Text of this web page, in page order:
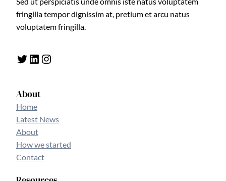
fringilla tempor dignissim at, pretium et arcu natus
voluptatem fringilla.
Twitter LinkedIn Instagram
About
Home
Latest News
About
How we started
Contact